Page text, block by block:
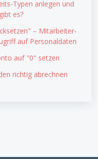
Typen anlegen und
es?
– Mitarbeiter-
auf Personaldaten
auf "0" setzen
richtig abrechnen